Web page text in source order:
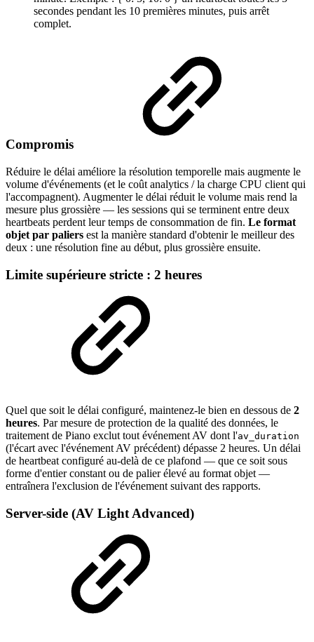
secondes pendant les 10 premières minutes, puis arrêt
complet.
Compromis
Réduire le délai améliore la résolution temporelle mais augmente le
volume d'événements (et le coût analytics / la charge CPU client qui
l'accompagnent). Augmenter le délai réduit le volume mais rend la
mesure plus grossière — les sessions qui se terminent entre deux
heartbeats perdent leur temps de consommation de fin. Le format
objet par paliers est la manière standard d'obtenir le meilleur des
deux : une résolution fine au début, plus grossière ensuite.
Limite supérieure stricte : 2 heures
Quel que soit le délai configuré, maintenez-le bien en dessous de 2
heures. Par mesure de protection de la qualité des données, le
traitement de Piano exclut tout événement AV dont l'av_duration
(l'écart avec l'événement AV précédent) dépasse 2 heures. Un délai
de heartbeat configuré au-delà de ce plafond — que ce soit sous
forme d'entier constant ou de palier élevé au format objet —
entraînera l'exclusion de l'événement suivant des rapports.
Server-side (AV Light Advanced)